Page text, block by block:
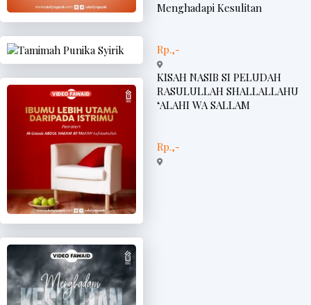
Menghadapi Kesulitan
Rp.,-
KISAH NASIB SI PELUDAH
RASULULLAH SHALLALLAHU
‘ALAHI WA SALLAM
Rp.,-